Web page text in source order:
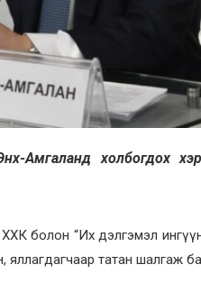
Амгаланд холбогдох
болон “Их дэлгэмэл
татан шалгаж